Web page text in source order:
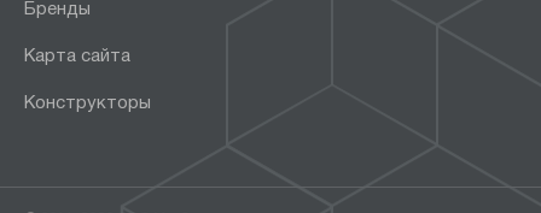
Бренды
Карта сайта
Конструкторы